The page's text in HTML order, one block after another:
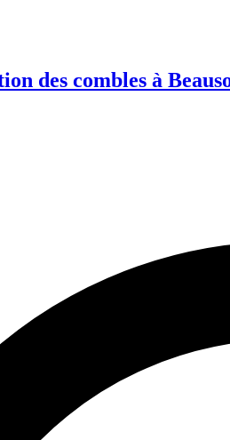
des combles à